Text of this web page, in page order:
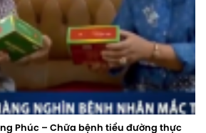
Phúc – Chữa bệnh tiểu đường thực